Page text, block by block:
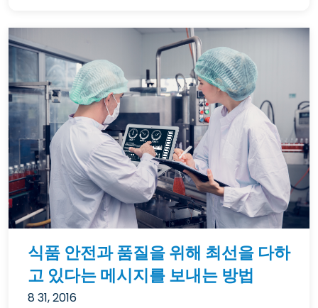
식품 안전과 품질을 위해 최선을 다하
고 있다는 메시지를 보내는 방법
8 31, 2016